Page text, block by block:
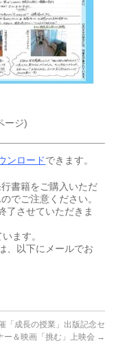
ージ)
ンロードできます。
書籍をご購入いただ
でご注意ください。
了させていただきま
ます。
、以下にメールでお
「成長の授業」出版記念セ
ー＆映画「挑む」上映会 →